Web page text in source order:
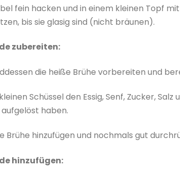
fein hacken und in einem kleinen Topf
bis sie glasig sind (nicht bräunen).
zubereiten:
die heiße Brühe vorbereiten und
Schüssel den Essig, Senf, Zucker,
aufgelöst haben.
Brühe hinzufügen und nochmals gut
hinzufügen: